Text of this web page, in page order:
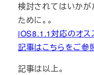
検討されてはいかが
ために。。
iOS8.1.1対応のオス
記事はこちらをご参
記事は以上。